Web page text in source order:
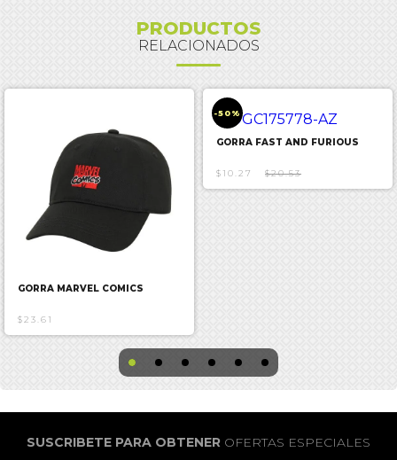
PRODUCTOS
RELACIONADOS
GORRA MARVEL COMICS
$23.61
-50%
GORRA FAST AND FURIOUS
$10.27 $20.53
SUSCRIBETE PARA OBTENER OFERTAS ESPECIALES